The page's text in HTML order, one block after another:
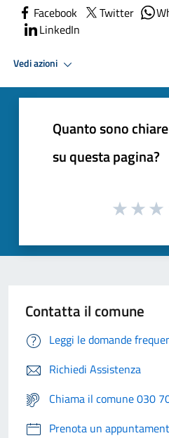
Facebook Twitter
LinkedIn
Vedi azioni
Quanto sono
su questa pagina?
Contatta il comune
Leggi le domande
Richiedi Assistenza
Chiama il comune 030
Prenota un